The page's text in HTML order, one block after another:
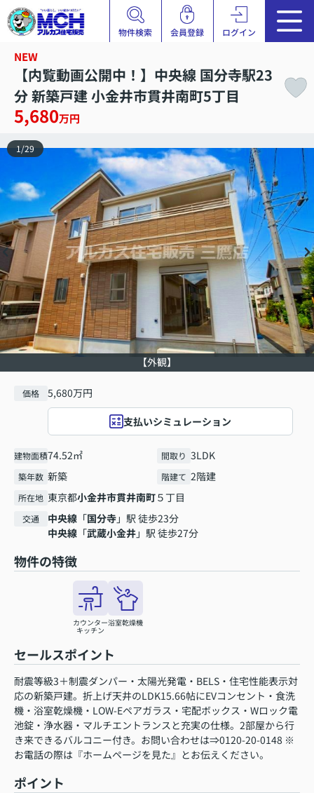
物件検索 会員登録 ログイン
NEW
【内覧動画公開中！】中央線 国分寺駅23
分 新築戸建 小金井市貫井南町5丁目
5,680万円
【外観】
1 /29
価格 5,680万円
支払いシミュレーション
建物面積74.52㎡ 間取り 3LDK
築年数 新築 階建て 2階建
所在地 東京都小金井市貫井南町５丁目
交通 中央線 「国分寺」駅 徒歩23分
中央線 「武蔵小金井」駅 徒歩27分
物件の特徴
カウンター
キッチン
浴室乾燥機
セールスポイント
耐震等級3＋制震ダンパー・太陽光発電・BELS・住宅性能表示対
応の新築戸建。折上げ天井のLDK15.66帖にEVコンセント・食洗
機・浴室乾燥機・LOW-Eペアガラス・宅配ボックス・Wロック電
池錠・浄水器・マルチエントランスと充実の仕様。2部屋から行
き来できるバルコニー付き。お問い合わせは⇒0120-20-0148 ※
お電話の際は『ホームページを見た』とお伝えください。
ポイント